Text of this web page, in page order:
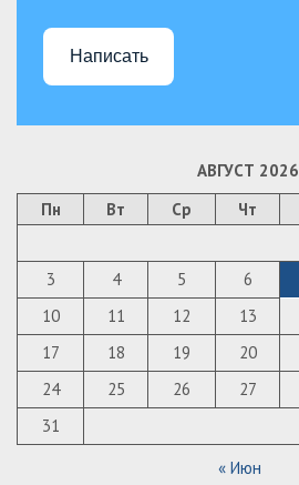
Написать
АВГУСТ 2026
Пн
Вт Ср Чт
3
4 5 6
10
11 12 13
17
18 19 20
24
25 26 27
31
« Июн